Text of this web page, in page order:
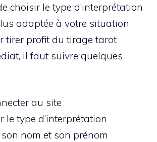
choisir le type d’interprétation
adaptée à votre situation
tirer profit du tirage tarot
il faut suivre quelques
au site
le type d’interprétation
nom et son prénom